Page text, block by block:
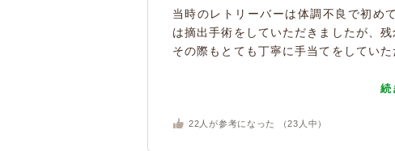
当時のレトリーバーは体調不良で初め
は摘出手術をしていただきましたが、
その際もとても丁寧に手当てをしてい
続
22 人が参考になった （23 人中）